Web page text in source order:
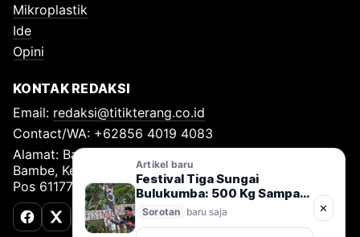
Mikroplastik
Ide
Opini
KONTAK REDAKSI
Email: redaksi@titikterang.co.id
Contact/WA: +62856 4019 4083
Alamat: Bambe Nomor 115, RT 009 RW 009, Desa
Bambe, Kecamatan Driyorejo, Kabupaten Gresik, Kode
Pos 61177
FacebookX (Twitter)
TikTok
Artikel baru
Festival Tiga Sungai
Bulukumba: 500 Kg Sampah
Diangkut, Gerakan Jaga
Sungai Nusantara Resmi
Sorotan baru saja ✕